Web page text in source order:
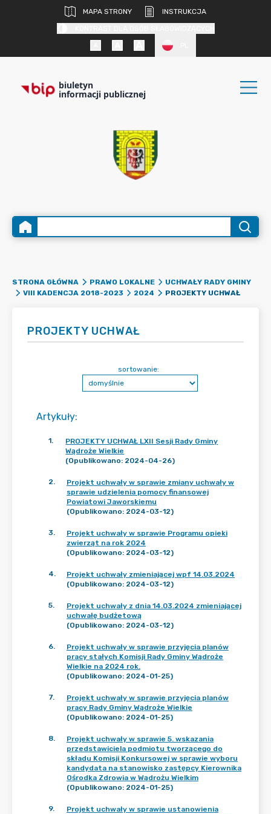
MAPA STRONY
INSTRUKCJA
biuletyn
informacji publicznej
STRONA GŁÓWNA PRAWO LOKALNE
UCHWAŁY RADY GMINY
VIII KADENCJA 2018-2023
2024 PROJEKTY UCHWAŁ
PROJEKTY UCHWAŁ
Artykuły:
sortowanie:
1.
PROJEKTY UCHWAŁ LXII Sesji Rady Gminy
Wądroże Wielkie
(Opublikowano: 2024-04-26)
2.
Projekt uchwały w sprawie zmiany uchwały w
sprawie udzielenia pomocy finansowej
Powiatowi Jaworskiemu
(Opublikowano: 2024-03-12)
3.
Projekt uchwały w sprawie Programu opieki
zwierząt na rok 2024
(Opublikowano: 2024-03-12)
4.
Projekt uchwały zmieniającej wpf 14.03.2024
(Opublikowano: 2024-03-12)
5.
Projekt uchwały z dnia 14.03.2024 zmieniającej
uchwałę budżetową
(Opublikowano: 2024-03-12)
6.
Projekt uchwały w sprawie przyjęcia planów
pracy stałych Komisji Rady Gminy Wądroże
Wielkie na 2024 rok.
(Opublikowano: 2024-01-25)
7.
Projekt uchwały w sprawie przyjęcia planów
pracy Rady Gminy Wądroże Wielkie
(Opublikowano: 2024-01-25)
8.
Projekt uchwały w sprawie 5. wskazania
przedstawiciela podmiotu tworzącego do
składu Komisji Konkursowej w sprawie wyboru
kandydata na stanowisko zastępcy Kierownika
Ośrodka Zdrowia w Wądrożu Wielkim
(Opublikowano: 2024-01-25)
9.
Projekt uchwały w sprawie ustanowienia